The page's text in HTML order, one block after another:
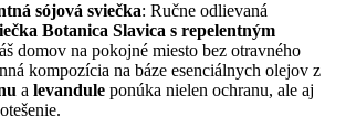
sójová sviečka: Ručne odlievaná
Botanica Slavica s repelentným
domov na pokojné miesto bez otravného
kompozícia na báze esenciálnych olejov z
a levandule ponúka nielen ochranu, ale aj